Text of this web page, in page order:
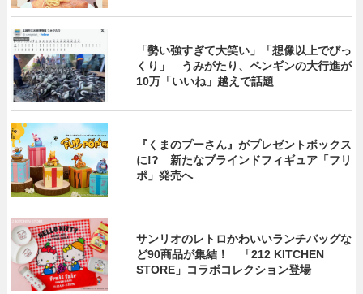
「勢い強すぎて大笑い」「想像以上でびっ
くり」 うみがたり、ペンギンの大行進が
10万「いいね」越えで話題
『くまのプーさん』がプレゼントボックス
に!? 新たなブラインドフィギュア「フリ
ポ」発売へ
サンリオのレトロかわいいランチバッグな
ど90商品が集結！ 「212 KITCHEN
STORE」コラボコレクション登場